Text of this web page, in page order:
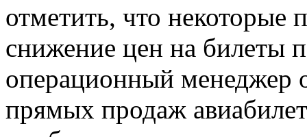
отметить, что некоторые
снижение цен на билеты
операционный менеджер
прямых продаж